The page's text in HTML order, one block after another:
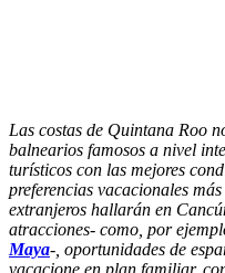
Las costas de Quintana Roo
balnearios famosos a nivel
turísticos con las mejores
preferencias vacacionales
extranjeros hallarán en
atracciones- como, por
Maya-, oportunidades de
vacacione en plan familiar,